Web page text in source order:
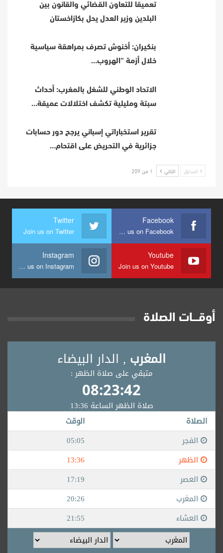
تعميقا للتعاون القضائي والقانون بين
البلدين وزير العدل يحل بكازاخستان
بنكيران: أخنوش تصرف بمراهقة سياسية
خلال أزمة “الهروب…
الاتحاد الوطني للشغل بالمغرب: أحداث
سبتة ومليلية تكشف اختلالات عميقة…
تقرير استخباراتي إسباني يرجح دور حسابات
جزائرية في التحريض على اقتحام…
السابق التالي 1 من 209
Facebook
Join us on Facebook
Twitter
Join us on Twitter
Youtube
Join us on Youtube
Instagram
Join us on Instagram
أوقــــات الصلاة